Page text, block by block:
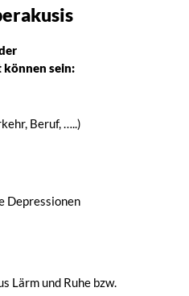
sein:
Beruf, …..)
Depressionen
Lärm und Ruhe bzw.